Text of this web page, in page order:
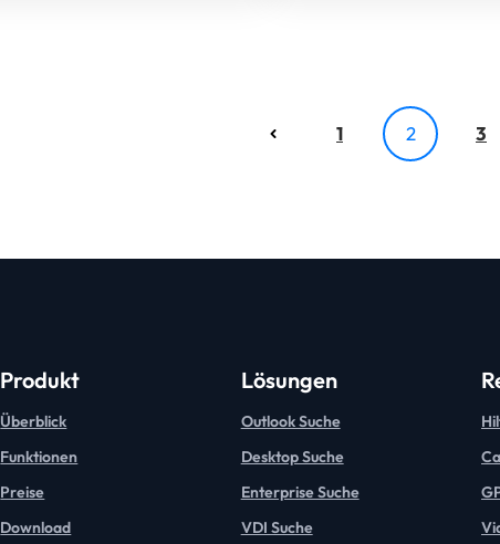
1 2 3
Produkt
Überblick
Funktionen
Preise
Download
Lösungen
Outlook Suche
Desktop Suche
Enterprise Suche
VDI Suche